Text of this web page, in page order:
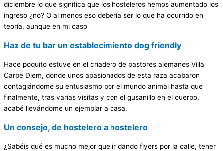
diciembre lo que significa que los hosteleros hemos aumentado los
ingreso ¿no? O al menos eso debería ser lo que ha ocurrido en
teoría, aunque en mi caso
Haz de tu bar un establecimiento dog friendly
Hace poquito estuve en el criadero de pastores alemanes Villa
Carpe Diem, donde unos apasionados de esta raza acabaron
contagiándome su entusiasmo por el mundo animal hasta que
finalmente, tras varias visitas y con el gusanillo en el cuerpo,
acabé llevándome un ejemplar a casa.
Un consejo, de hostelero a hostelero
¿Sabéis qué es mucho mejor que ir dando flyers por la calle, tener